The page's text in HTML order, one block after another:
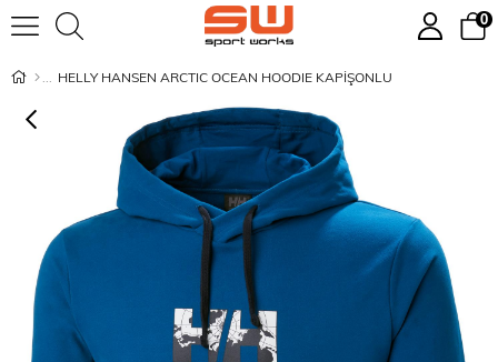
0
HELLY HANSEN ARCTIC OCEAN HOODIE KAPİŞONLU